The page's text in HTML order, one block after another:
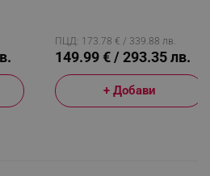
ПЦД: 173.78 € / 339.88 лв.
149.99 € / 293.35 лв.
+ Добави